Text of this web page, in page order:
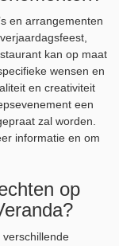
en arrangementen
kan op maat
wensen en
en creativiteit
een
zal worden.
informatie en om
op